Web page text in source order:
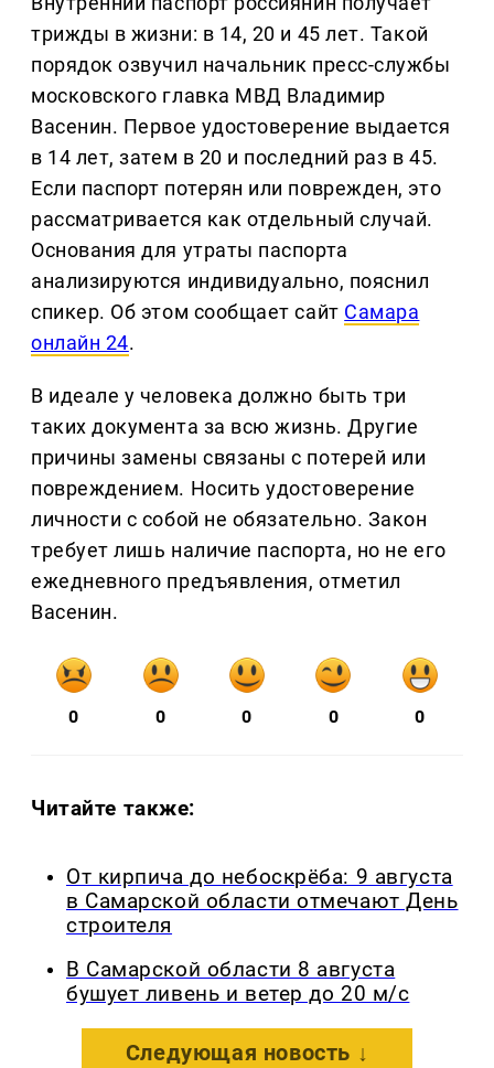
трижды в жизни: в 14, 20 и 45 лет. Такой
порядок озвучил начальник пресс-службы
московского главка МВД Владимир
Васенин. Первое удостоверение выдается
в 14 лет, затем в 20 и последний раз в 45.
Если паспорт потерян или поврежден, это
рассматривается как отдельный случай.
Основания для утраты паспорта
анализируются индивидуально, пояснил
спикер. Об этом сообщает сайт Самара
онлайн 24.
В идеале у человека должно быть три
таких документа за всю жизнь. Другие
причины замены связаны с потерей или
повреждением. Носить удостоверение
личности с собой не обязательно. Закон
требует лишь наличие паспорта, но не его
ежедневного предъявления, отметил
Васенин.
0 0 0 0 0
Читайте также:
От кирпича до небоскрёба: 9 августа
в Самарской области отмечают День
строителя
В Самарской области 8 августа
бушует ливень и ветер до 20 м/с
Следующая новость ↓